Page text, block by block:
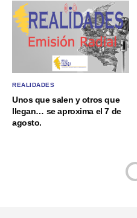
REALIDADES
Unos que salen y otros que
llegan… se aproxima el 7 de
agosto.